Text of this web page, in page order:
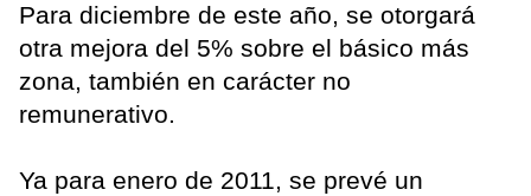
Para diciembre de este año, se otorgará
otra mejora del 5% sobre el básico más
zona, también en carácter no
remunerativo.
Ya para enero de 2011, se prevé un